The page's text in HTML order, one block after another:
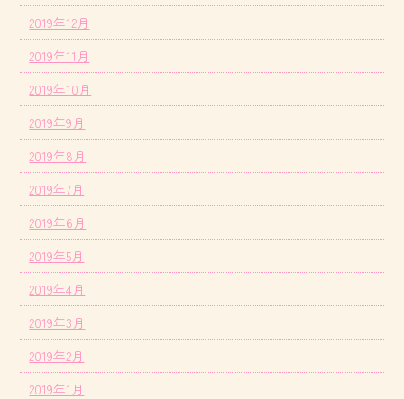
2019年12月
2019年11月
2019年10月
2019年9月
2019年8月
2019年7月
2019年6月
2019年5月
2019年4月
2019年3月
2019年2月
2019年1月